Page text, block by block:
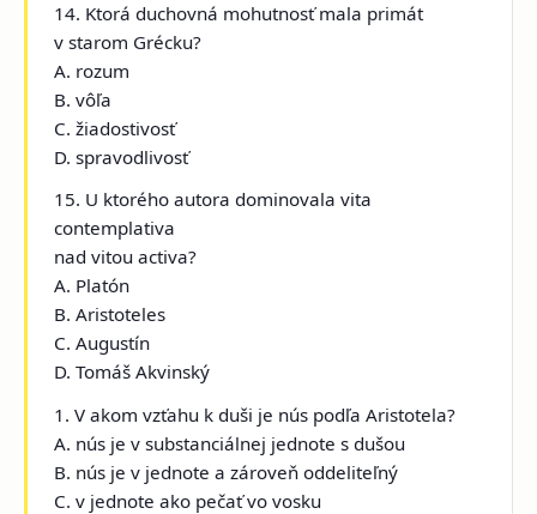
14. Ktorá duchovná mohutnosť mala primát
v starom Grécku?
A. rozum
B. vôľa
C. žiadostivosť
D. spravodlivosť
15. U ktorého autora dominovala vita
contemplativa
nad vitou activa?
A. Platón
B. Aristoteles
C. Augustín
D. Tomáš Akvinský
1. V akom vzťahu k duši je nús podľa Aristotela?
A. nús je v substanciálnej jednote s dušou
B. nús je v jednote a zároveň oddeliteľný
C. v jednote ako pečať vo vosku